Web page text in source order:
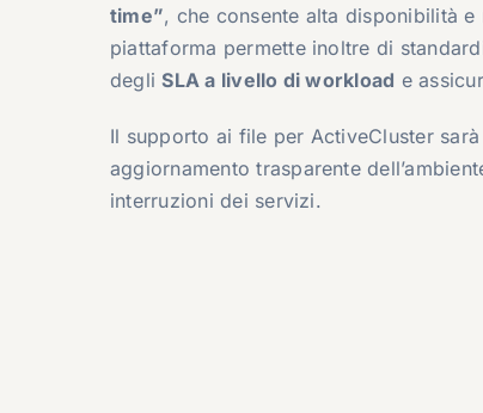
time”, che consente alta disponibilità
piattaforma permette inoltre di
degliSLA a livello di workload e
Il supporto ai file per ActiveCluster
aggiornamento trasparente
interruzioni dei servizi.